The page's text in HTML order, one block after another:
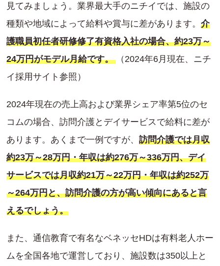
見てみましょう。業界最大手のニチイでは、施設の
種類や地域によって給料や賞与に差があります。 介
護職員初任者研修修了有資格入社の場合、約23万～
24万円がモデル月給です。 （2024年6月現在、ニチ
イ採用サイト参照）
2024年現在の売上高および業界シェア率第5位のセ
コムの場合、訪問介護とデイサービスで給料に差が
あります。あくまで一例ですが、 訪問介護では月収
約23万～28万円・年収は約276万～336万円、デイ
サービスでは月収約21万～22万円・年収は約252万
～264万円と、訪問介護の方が高い傾向にあると言
えるでしょう。
また、通信教育で有名なベネッセHDは有料老人ホー
ムを全国各地で運営しており、施設数は350以上と